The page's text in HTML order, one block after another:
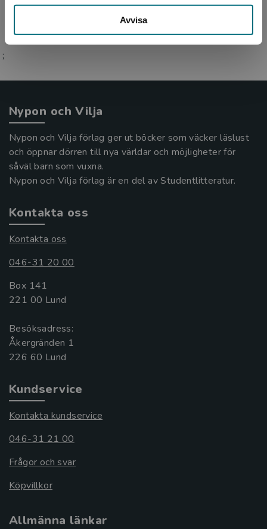
Avvisa
;
Nypon och Vilja
Nypon och Vilja förlag ger ut böcker som väcker läslust
och öppnar dörren till nya världar och möjligheter för
såväl barn som vuxna.
Nypon och Vilja förlag är en del av Studentlitteratur.
Kontakta oss
Kontakta oss
046-31 20 00
Box 141
221 00 Lund
Besöksadress:
Åkergränden 1
Kundservice
Kontakta kundservice
046-31 21 00
Frågor och svar
Köpvillkor
Allmänna länkar